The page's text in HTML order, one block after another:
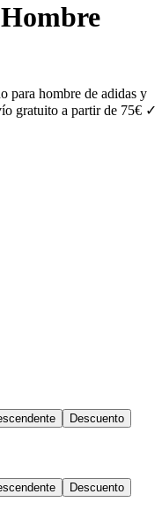
para hombre de adidas y
gratuito a partir de 75€ ✓
Descuento
Descuento